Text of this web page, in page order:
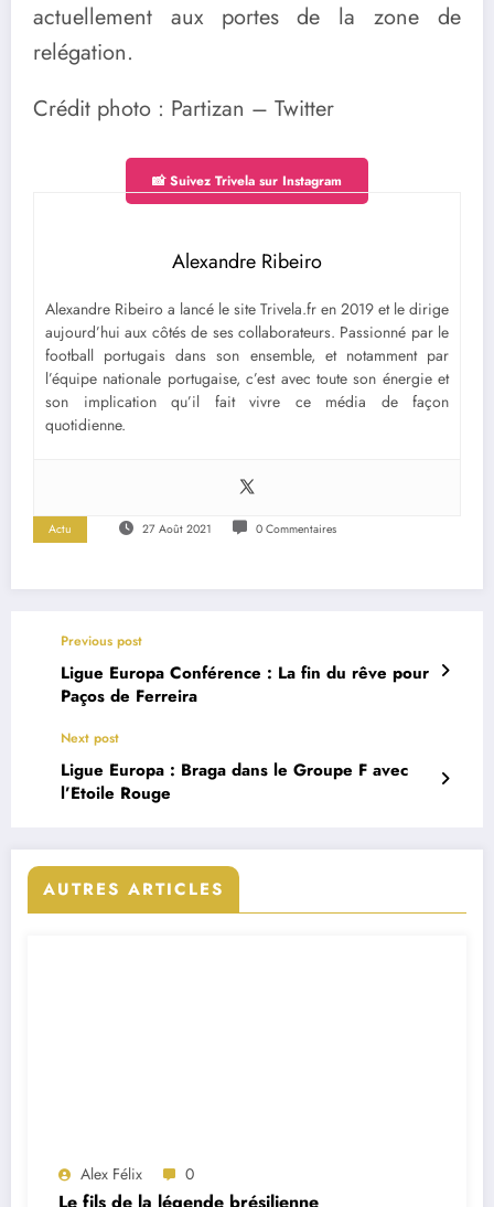
actuellement aux portes de la zone de
relégation.
Crédit photo : Partizan – Twitter
📸 Suivez Trivela sur Instagram
Alexandre Ribeiro
Alexandre Ribeiro a lancé le site Trivela.fr en 2019 et le dirige
aujourd’hui aux côtés de ses collaborateurs. Passionné par le
football portugais dans son ensemble, et notamment par
l’équipe nationale portugaise, c’est avec toute son énergie et
son implication qu’il fait vivre ce média de façon
quotidienne.
Actu 27 Août 2021 0 Commentaires
Previous post
Ligue Europa Conférence : La fin du rêve pour
Paços de Ferreira
Next post
Ligue Europa : Braga dans le Groupe F avec
l’Etoile Rouge
AUTRES ARTICLES
Alex Félix 0